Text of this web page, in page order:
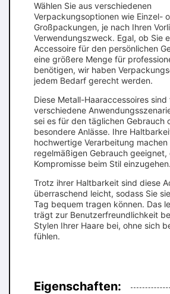
Wählen Sie aus verschiedenen
Verpackungsoptionen wie Einzel-
Großpackungen, je nach Ihren
Verwendungszweck. Egal, ob Sie
Accessoire für den persönlichen
eine größere Menge für
benötigen, wir haben
jedem Bedarf gerecht werden.
Diese Metall-Haaraccessoires sind
verschiedene
sei es für den täglichen Gebrauch
besondere Anlässe. Ihre
hochwertige Verarbeitung machen
regelmäßigen Gebrauch geeignet,
Kompromisse beim Stil einzugehen.
Trotz ihrer Haltbarkeit sind diese
überraschend leicht, sodass Sie
Tag bequem tragen können. Das
trägt zur Benutzerfreundlichkeit
Stylen Ihrer Haare bei, ohne sich
fühlen.
Eigenschaften: